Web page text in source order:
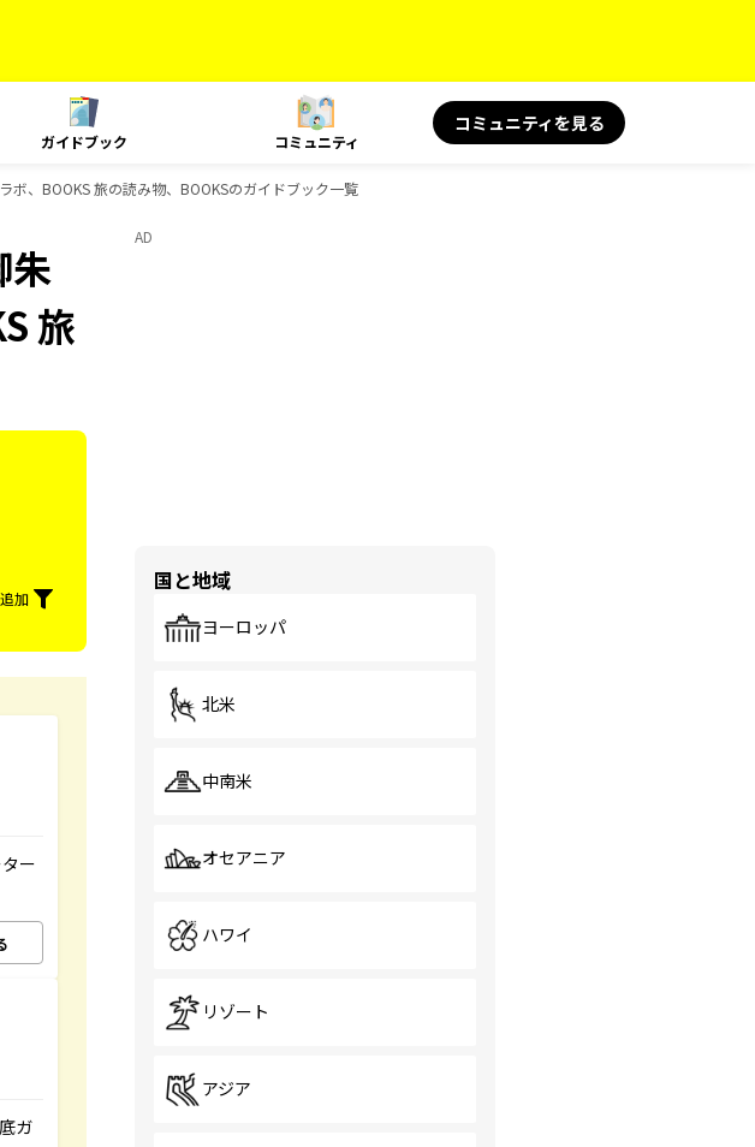
ガイドブック コミュニティ
コミュニティを見る
、BOOKS 旅の読み物、BOOKSのガイドブック一覧
朱
旅
加
ー
ガ
AD
国と地域
ヨーロッパ
北米
中南米
オセアニア
ハワイ
リゾート
アジア